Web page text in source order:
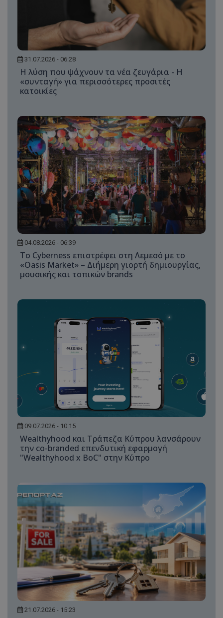
31.07.2026 - 06:28
Η λύση που ψάχνουν τα νέα ζευγάρια - Η
«συνταγή» για περισσότερες προσιτές
κατοικίες
04.08.2026 - 06:39
Το Cyberness επιστρέφει στη Λεμεσό με το
«Oasis Market» – Διήμερη γιορτή δημιουργίας,
μουσικής και τοπικών brands
09.07.2026 - 10:15
Wealthyhood και Τράπεζα Κύπρου λανσάρουν
την co-branded επενδυτική εφαρμογή
"Wealthyhood x BoC" στην Κύπρο
21.07.2026 - 15:23